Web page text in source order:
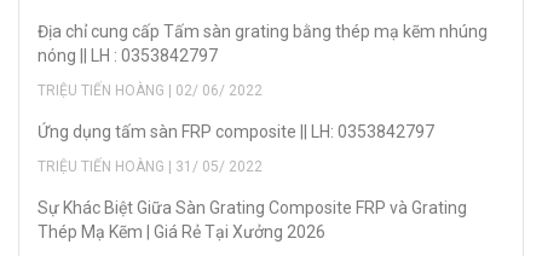
Địa chỉ cung cấp Tấm sàn grating bằng thép mạ kẽm nhúng
nóng || LH : 0353842797
TRIỆU TIẾN HOÀNG | 02/ 06/ 2022
Ứng dụng tấm sàn FRP composite || LH: 0353842797
TRIỆU TIẾN HOÀNG | 31/ 05/ 2022
Sự Khác Biệt Giữa Sàn Grating Composite FRP và Grating
Thép Mạ Kẽm | Giá Rẻ Tại Xưởng 2026